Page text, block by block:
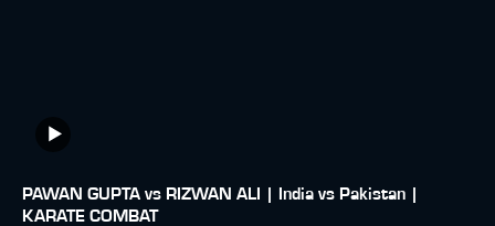
PAWAN GUPTA vs RIZWAN ALI | India vs Pakistan |
KARATE COMBAT